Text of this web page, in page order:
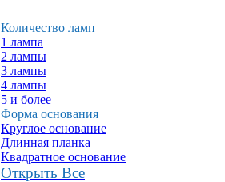
Количество ламп
1 лампа
2 лампы
3 лампы
4 лампы
5 и более
Форма основания
Круглое основание
Длинная планка
Квадратное основание
Открыть Все